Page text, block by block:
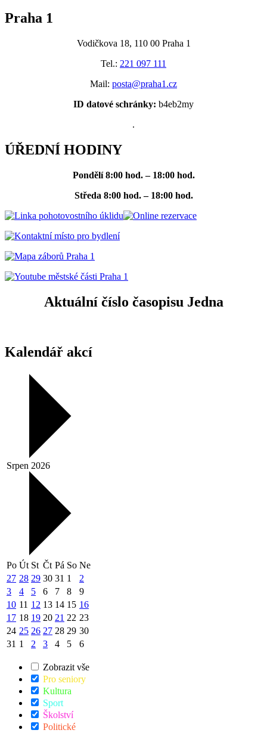
Praha 1
Vodičkova 18, 110 00 Praha 1
Tel.: 221 097 111
Mail: posta@praha1.cz
ID datové schránky: b4eb2my
.
ÚŘEDNÍ HODINY
Pondělí 8:00 hod. – 18:00 hod.
Středa 8:00 hod. – 18:00 hod.
Aktuální číslo časopisu Jedna
Kalendář akcí
Srpen 2026
Po Út St Čt Pá So Ne
27 28 29 30 31 1
2
3
4 5 6 7 8
9
10 11 12 13 14 15 16
17 18 19 20 21 22 23
24 25 26 27 28 29 30
31 1 2 3 4 5 6
Zobrazit vše
Pro seniory
Kultura
Sport
Školství
Politické